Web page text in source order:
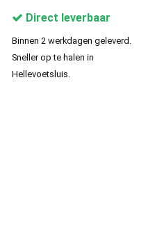
Direct leverbaar
Binnen 2 werkdagen geleverd.
Sneller op te halen in
Hellevoetsluis.